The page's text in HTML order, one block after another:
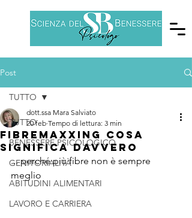
Post
TUTTO
BENESSERE PSICOLOGICO
GENITORIALITÀ
ABITUDINI ALIMENTARI
LAVORO E CARRIERA
TUTTO
Fibremaxxing cosa
significa davvero
dott.ssa Mara Salviato
20 feb Tempo di lettura: 3 min
... perché più fibre non è sempre
meglio